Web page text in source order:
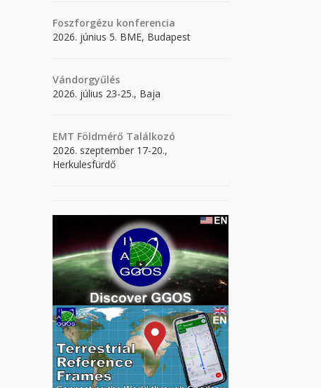
Foszforgézu konferencia
2026. június 5. BME, Budapest
Vándorgyűlés
2026. július 23-25., Baja
EMT Földmérő Találkozó
2026. szeptember 17-20.,
Herkulesfürdő